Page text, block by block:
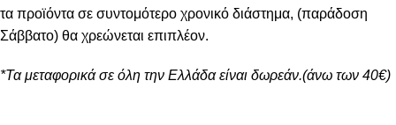
τα προϊόντα σε συντομότερο χρονικό διάστημα, (παράδοση
Σάββατο) θα χρεώνεται επιπλέον.
*Τα μεταφορικά σε όλη την Ελλάδα είναι δωρεάν.(άνω των 40€)